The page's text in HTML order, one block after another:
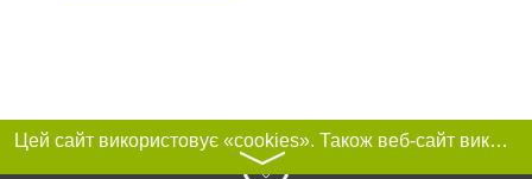
Цей сайт використовує «cookies». Також веб-сайт використовує інтернет-сервіс для збору технічних даних стосовно відвідувачів з метою отримання маркетингової та статистичної інформації. Умови обробки даних відвідувачів сайту див.
〉